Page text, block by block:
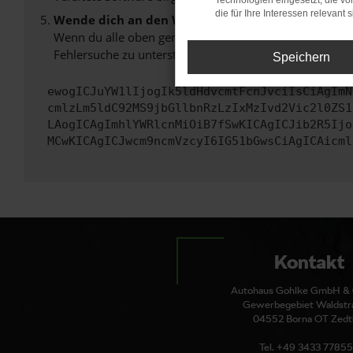
Wende dich an den Webseitenbetreiber.
Wenn du alle oben genannten Schritte versucht hast,
Fehlersuche zu unterstützen:
Kontakt
Autohaus Gohlke GmbH &
Gewerbegebiet
04552 Borna OT
Tel. +49 3433
die für Ihre Interessen relevant
Speichern